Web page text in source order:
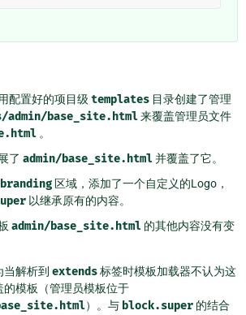
配置好的项目级 templates 目录创建了管理
admin/base_site.html来覆盖管理员文件
。
了 admin/base_site.html并覆盖了它。
branding 区域，添加了一个自定义的Logo，
以继承原有的内容。
admin/base_site.html 的其他内容没有变
解析到 extends标签时模板加载器不认为这
模板（管理员模板位于
）。与 block.super 的结合